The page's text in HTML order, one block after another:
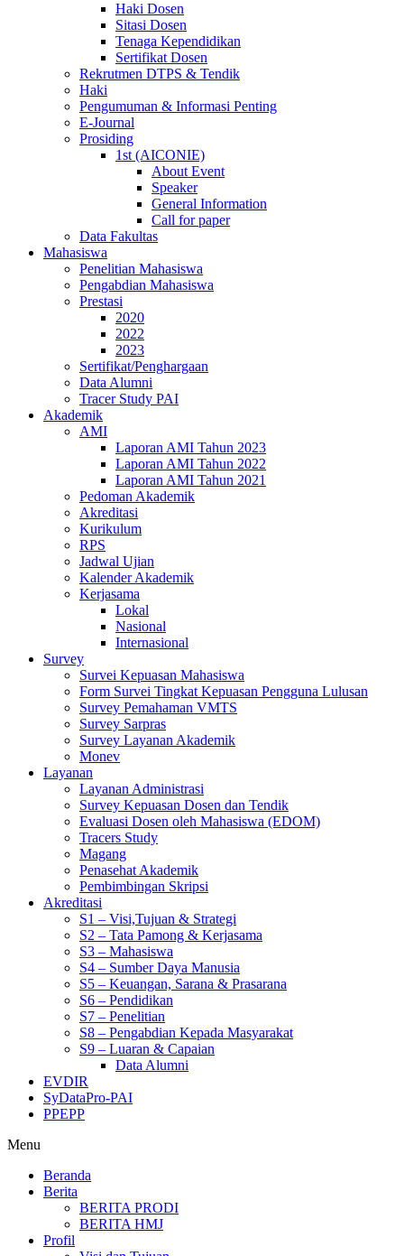
Haki Dosen
Sitasi Dosen
Tenaga Kependidikan
Sertifikat Dosen
Rekrutmen DTPS & Tendik
Haki
Pengumuman & Informasi Penting
E-Journal
Prosiding
1st (AICONIE)
About Event
Speaker
General Information
Call for paper
Data Fakultas
Mahasiswa
Penelitian Mahasiswa
Pengabdian Mahasiswa
Prestasi
2020
2022
2023
Sertifikat/Penghargaan
Data Alumni
Tracer Study PAI
Akademik
AMI
Laporan AMI Tahun 2023
Laporan AMI Tahun 2022
Laporan AMI Tahun 2021
Pedoman Akademik
Akreditasi
Kurikulum
RPS
Jadwal Ujian
Kalender Akademik
Kerjasama
Lokal
Nasional
Internasional
Survey
Survei Kepuasan Mahasiswa
Form Survei Tingkat Kepuasan Pengguna Lulusan
Survey Pemahaman VMTS
Survey Sarpras
Survey Layanan Akademik
Monev
Layanan
Layanan Administrasi
Survey Kepuasan Dosen dan Tendik
Evaluasi Dosen oleh Mahasiswa (EDOM)
Tracers Study
Magang
Penasehat Akademik
Pembimbingan Skripsi
Akreditasi
S1 – Visi,Tujuan & Strategi
S2 – Tata Pamong & Kerjasama
S3 – Mahasiswa
S4 – Sumber Daya Manusia
S5 – Keuangan, Sarana & Prasarana
S6 – Pendidikan
S7 – Penelitian
S8 – Pengabdian Kepada Masyarakat
S9 – Luaran & Capaian
Data Alumni
EVDIR
SyDataPro-PAI
PPEPP
Menu
Beranda
Berita
BERITA PRODI
BERITA HMJ
Profil